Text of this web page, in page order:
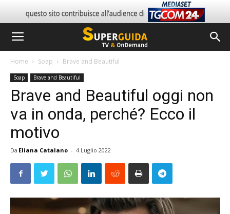
Home Soap Brave and Beautiful
Soap Brave and Beautiful
Brave and Beautiful oggi non
va in onda, perché? Ecco il
motivo
Da Eliana Catalano - 4 Luglio 2022